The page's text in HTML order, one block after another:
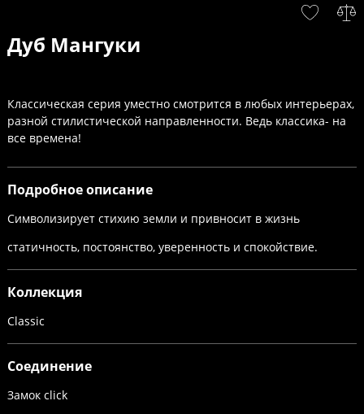
Дуб Мангуки
Классическая серия уместно смотрится в любых интерьерах,
разной стилистической направленности. Ведь классика- на
все времена!
Подробное описание
Символизирует стихию земли и привносит в жизнь
статичность, постоянство, уверенность и спокойствие.
Коллекция
Classic
Соединение
Замок click